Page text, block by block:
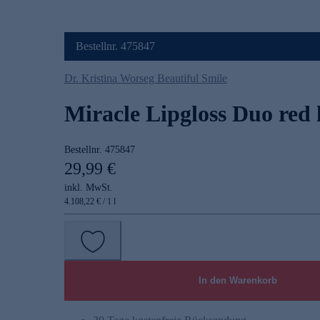
Bestellnr. 475847
Dr. Kristina Worseg Beautiful Smile
Miracle Lipgloss Duo red
Bestellnr. 475847
29,99 €
inkl. MwSt.
4.108,22 € / 1 l
In den Warenkorb